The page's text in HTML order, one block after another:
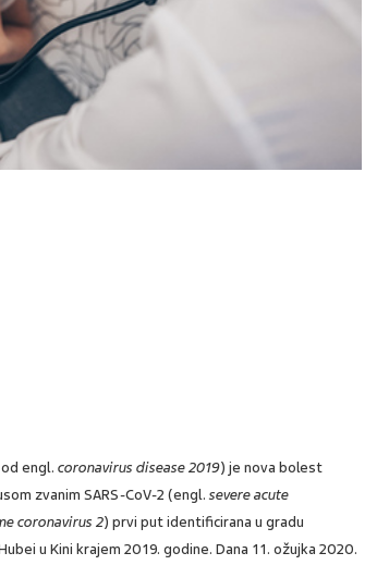
od engl.coronavirus disease 2019) je nova bolest
zvanim SARS-CoV-2 (engl.severe acute
coronavirus 2) prvi put identificirana u gradu
u Kini krajem 2019. godine. Dana 11. ožujka 2020.